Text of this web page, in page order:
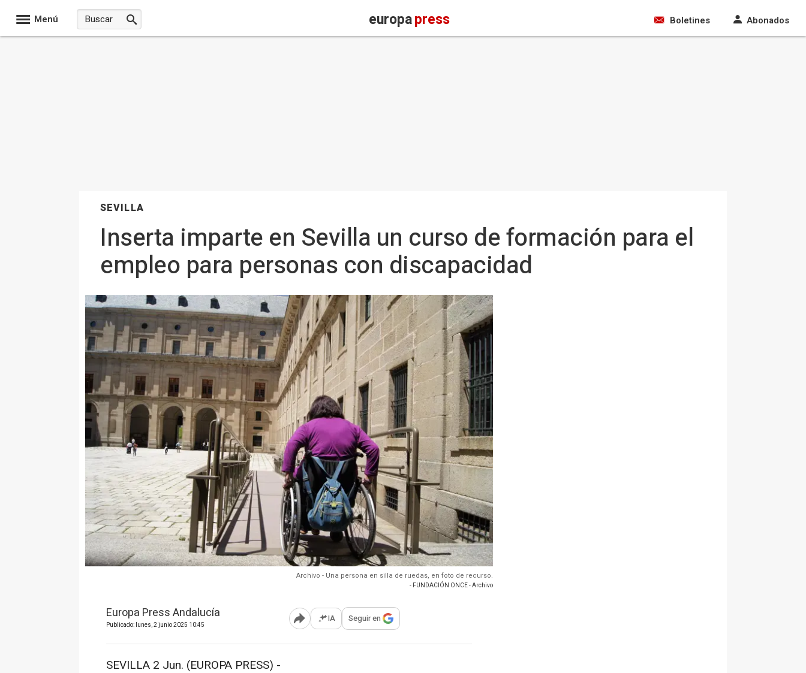
Menú europapress Boletines Abonados
SEVILLA
Inserta imparte en Sevilla un curso de formación para el
empleo para personas con discapacidad
Archivo - Una persona en silla de ruedas, en foto de recurso.
- FUNDACIÓN ONCE - Archivo
Europa Press Andalucía
Publicado: lunes, 2 junio 2025 10:45 Abrir opciones para compartir
IA Seguir en
SEVILLA 2 Jun. (EUROPA PRESS) -